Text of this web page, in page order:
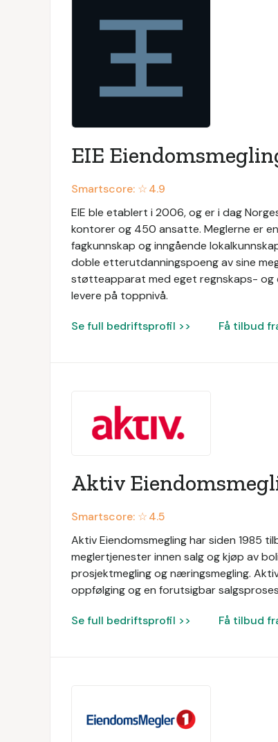
EIE
Smartscore: ☆4.9
EIE ble etablert i 2006, og er i dag
kontorer og 450 ansatte. Meglerne er
fagkunnskap og inngående
doble etterutdanningspoeng av sine
støtteapparat med eget regnskaps- og
levere på toppnivå.
Se full bedriftsprofil >> Få tilbud
Aktiv
Smartscore: ☆4.5
Aktiv Eiendomsmegling har siden 1985
meglertjenester innen salg og kjøp av
prosjektmegling og næringsmegling.
oppfølging og en forutsigbar
Se full bedriftsprofil >> Få tilbud